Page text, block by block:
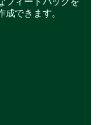
できます。